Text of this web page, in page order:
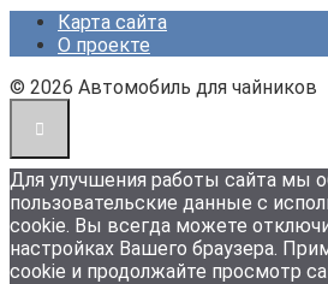
Карта сайта
О проекте
© 2026 Автомобиль для чайников
Для улучшения работы сайта мы
пользовательские данные с
cookie. Вы всегда можете
настройках Вашего браузера.
cookie и продолжайте просмотр